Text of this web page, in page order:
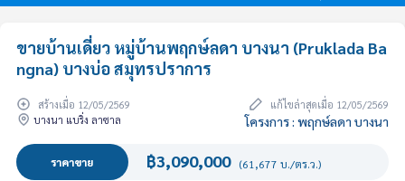
ขายบ้านเดี่ยว หมู่บ้านพฤกษ์ลดา บางนา (Pruklada Ba
ngna) บางบ่อ สมุทรปราการ
สร้างเมื่อ 12/05/2569
แก้ไขล่าสุดเมื่อ 12/05/2569
บางนา แบริ่ง ลาซาล
โครงการ : พฤกษ์ลดา บางนา
ราคาขาย ฿3,090,000 (61,677 บ./ตร.ว.)